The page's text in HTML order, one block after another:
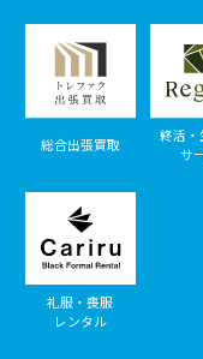
総合出張買取
終活・
サ
礼服・喪服
レンタル